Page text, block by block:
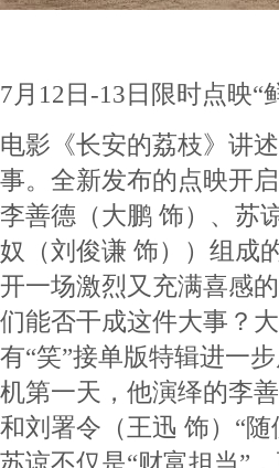
7月12日-13日限时点映“
电影《长安的荔枝》讲
事。全新发布的点映开
李善德（大鹏 饰）、苏
奴（刘俊谦 饰））组成
开一场激烈又充满喜感
们能否干成这件大事？
有“笑”接单版特辑进一
机第一天，他演绎的李
和刘署令（王迅 饰）“